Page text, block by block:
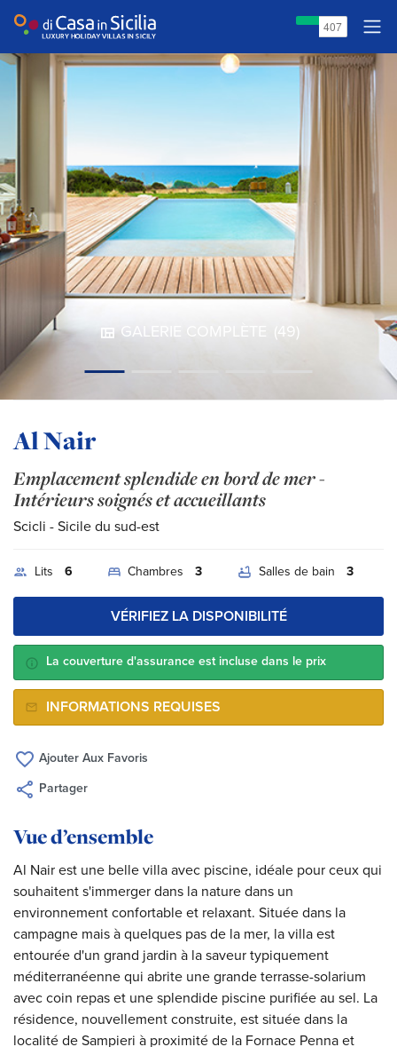
GALERIE COMPLÈTE (49)
Al Nair
Emplacement splendide en bord de mer -
Intérieurs soignés et accueillants
Scicli - Sicile du sud-est
Lits 6 Chambres 3 Salles de bain 3
VÉRIFIEZ LA DISPONIBILITÉ
La couverture d'assurance est incluse dans le prix
INFORMATIONS REQUISES
Ajouter Aux Favoris
Partager
Vue d’ensemble
Al Nair est une belle villa avec piscine, idéale pour ceux qui
souhaitent s'immerger dans la nature dans un
environnement confortable et relaxant. Située dans la
campagne mais à quelques pas de la mer, la villa est
entourée d'un grand jardin à la saveur typiquement
méditerranéenne qui abrite une grande terrasse-solarium
avec coin repas et une splendide piscine purifiée au sel. La
résidence, nouvellement construite, est située dans la
localité de Sampieri à proximité de la Fornace Penna et